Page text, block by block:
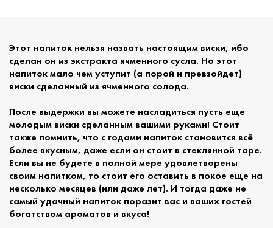
Этот напиток нельзя назвать настоящим виски, ибо
сделан он из экстракта ячменного сусла. Но этот
напиток мало чем уступит (а порой и превзойдет)
виски сделанный из ячменного солода.
После выдержки вы можете насладиться пусть еще
молодым виски сделанным вашими руками! Стоит
также помнить, что с годами напиток становится всё
более вкусным, даже если он стоит в стеклянной таре.
Если вы не будете в полной мере удовлетворены
своим напитком, то стоит его оставить в покое еще на
несколько месяцев (или даже лет). И тогда даже не
самый удачный напиток поразит вас и ваших гостей
богатством ароматов и вкуса!